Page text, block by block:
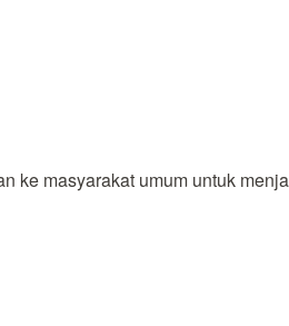
ke masyarakat umum untuk